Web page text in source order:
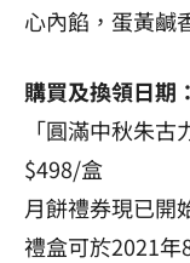
心內餡，蛋黃鹹
購買及換領日期：
「圓滿中秋朱
$498/盒
月餅禮券現已開
禮盒可於2021年